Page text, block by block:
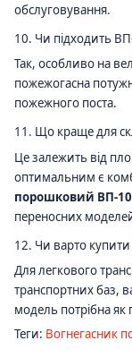
обслуговування.
10. Чи підходить
Так, особливо на
пожежогасна
пожежного поста.
11. Що краще для
Це залежить від
оптимальним є
порошковий ВП-
переносних
12. Чи варто
Для легкового
транспортних баз,
модель потрібна
Теги: Вогнегасник